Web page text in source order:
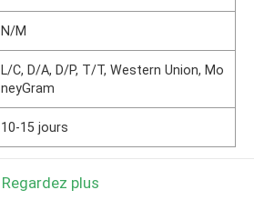
N/M
L/C, D/A, D/P, T/T, Western Union, Mo
neyGram
10-15 jours
Regardez plus